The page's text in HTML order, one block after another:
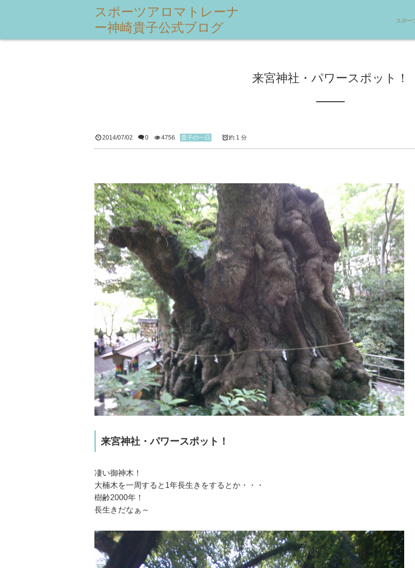
スポーツアロマトレーナ
ー神崎貴子公式ブログ
スポー
来宮神社・パワースポット！
2014/07/02 0 4756 貴子の一日 約 1 分
来宮神社・パワースポット！
凄い御神木！
大楠木を一周すると1年長生きをするとか・・・
樹齢2000年！
長生きだなぁ～